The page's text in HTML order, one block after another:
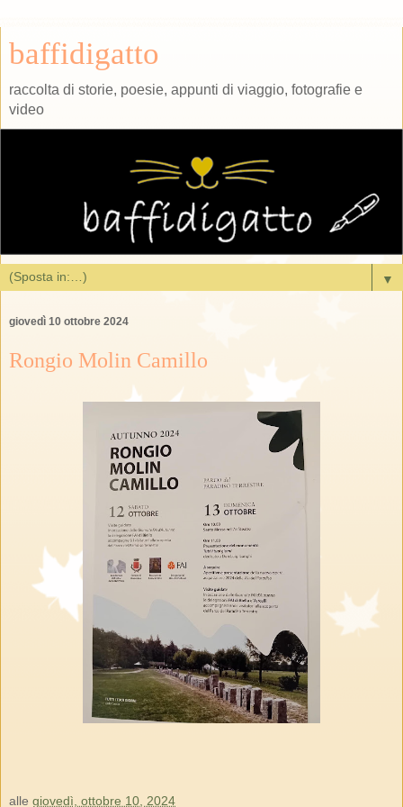
baffidigatto
raccolta di storie, poesie, appunti di viaggio, fotografie e
video
▼
giovedì 10 ottobre 2024
Rongio Molin Camillo
alle giovedì, ottobre 10, 2024